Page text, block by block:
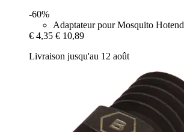
-60%
Adaptateur pour Mosquito Hotend
€ 4,35 € 10,89
Livraison jusqu'au 12 août